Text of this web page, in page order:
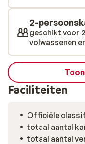
2-
geschikt voor
volwassenen
Faciliteiten
Officiële
totaal aantal
totaal aantal